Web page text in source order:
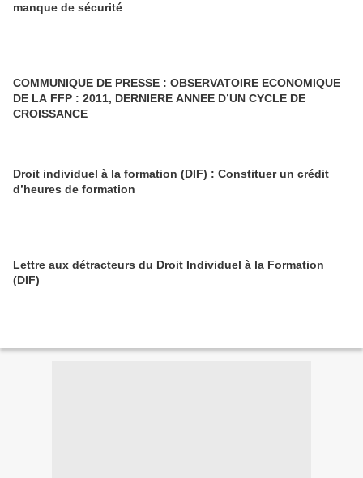
manque de sécurité
COMMUNIQUE DE PRESSE : OBSERVATOIRE ECONOMIQUE
DE LA FFP : 2011, DERNIERE ANNEE D’UN CYCLE DE
CROISSANCE
Droit individuel à la formation (DIF) : Constituer un crédit
d’heures de formation
Lettre aux détracteurs du Droit Individuel à la Formation
(DIF)